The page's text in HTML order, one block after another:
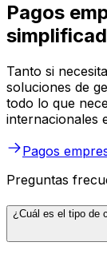
Pagos
Tanto si
soluciones de
todo lo que
internacionales
Pagos
Preguntas
¿Cuál es el tipo de